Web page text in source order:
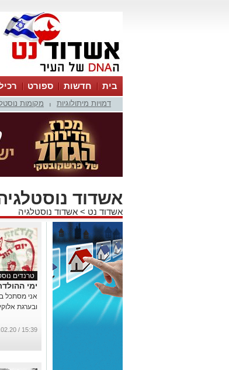
בית חדשות ספורט
דמויות מיתולוגיות מקומות
אשדוד
אשדוד נט > אשדוד נוסטלגיה
טרנדים
ימי
אני מסתכל
ובערגת
15:39 / 19.02.20